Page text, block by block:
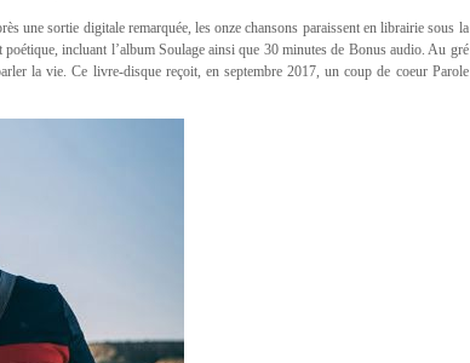
une sortie digitale remarquée, les onze chansons paraissent en librairie sous la
incluant l’album Soulage ainsi que 30 minutes de Bonus audio. Au gré
la vie. Ce livre-disque reçoit, en septembre 2017, un coup de coeur Parole